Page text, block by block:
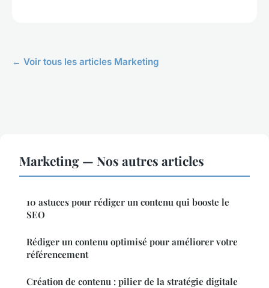
← Voir tous les articles Marketing
Marketing — Nos autres articles
10 astuces pour rédiger un contenu qui booste le
SEO
Rédiger un contenu optimisé pour améliorer votre
référencement
Création de contenu : pilier de la stratégie digitale